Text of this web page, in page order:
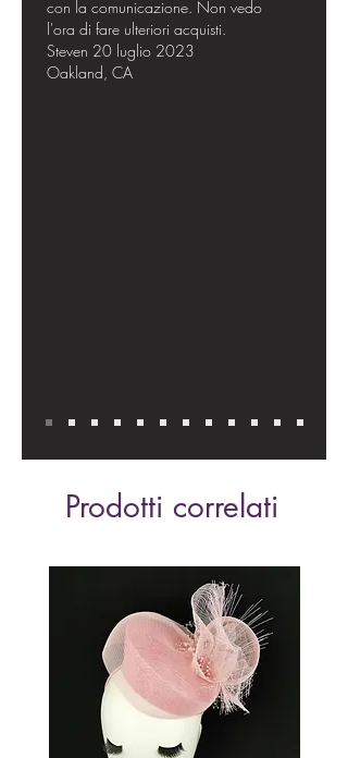
con la comunicazione. Non vedo
l'ora di fare ulteriori acquisti.
Steven 20 luglio 2023
Oakland, CA
Prodotti correlati